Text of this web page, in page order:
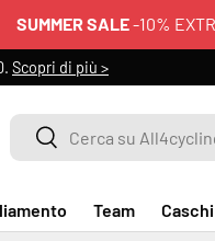
SUMMER SALE-10%
Scopri di più >
Cerca su All4cycling
Cerca
Team